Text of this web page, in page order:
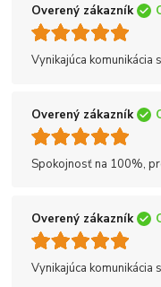
Overený zákazník
Vynikajúca
Overený zákazník
Spokojnosť na 100%,
Overený zákazník
Vynikajúca